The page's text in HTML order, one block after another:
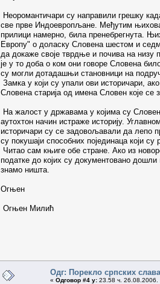
Неоромантичари су направили грешку
све прве Индоевропљане. Међутим њихова
прилици намерно, била пренебрегнута.
Европу" о доласку Словена шестом и
да докаже своје тврдње и почива на низу
је у то доба о ком они говоре Словена
су могли дотадашњи становници на
Замка у који су упали ови историчари,
Словена старија од имена Словен које се
На жалост у државама у којима су
аутохтон начин истраже историју.
историчари су се задовољавали да лепо
су покушаји способних појединаца који
Читао сам књиге обе стране. Ако из
податке до којих су документовано
знамо ништа.
Огњен
Огњен Милић
Одг: Порекло српских слава
« Одговор #4 у: 23.58 ч. 26.08.2006.